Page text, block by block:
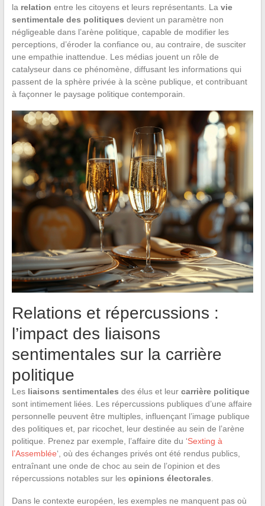
la relation entre les citoyens et leurs représentants. La vie
sentimentale des politiques devient un paramètre non
négligeable dans l’arène politique, capable de modifier les
perceptions, d’éroder la confiance ou, au contraire, de susciter
une empathie inattendue. Les médias jouent un rôle de
catalyseur dans ce phénomène, diffusant les informations qui
passent de la sphère privée à la scène publique, et contribuant
à façonner le paysage politique contemporain.
Relations et répercussions :
l’impact des liaisons
sentimentales sur la carrière
politique
Les liaisons sentimentales des élus et leur carrière politique
sont intimement liées. Les répercussions publiques d’une affaire
personnelle peuvent être multiples, influençant l’image publique
des politiques et, par ricochet, leur destinée au sein de l’arène
politique. Prenez par exemple, l’affaire dite du ‘Sexting à
l’Assemblée‘, où des échanges privés ont été rendus publics,
entraînant une onde de choc au sein de l’opinion et des
répercussions notables sur les opinions électorales
Dans le contexte européen, les exemples ne manquent pas où